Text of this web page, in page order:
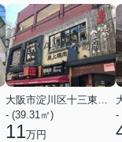
大阪市淀川区十三東２丁目
- (39.31㎡)
11万円
-